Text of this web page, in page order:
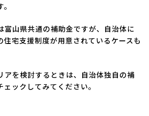
富山県共通の補助金ですが、自治体に
住宅支援制度が用意されているケースも
アを検討するときは、自治体独自の補
ックしてみてください。